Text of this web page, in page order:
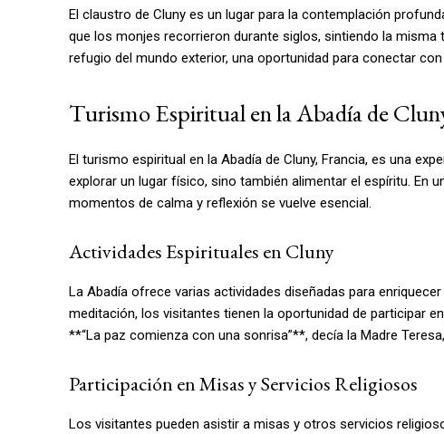
El claustro de Cluny es un lugar para la contemplación
que los monjes recorrieron durante siglos, sintiendo la
refugio del mundo exterior, una oportunidad para conectar
Turismo Espiritual en la Abadía de
El turismo espiritual en la Abadía de Cluny, Francia, es una
explorar un lugar físico, sino también alimentar el espíritu. En
momentos de calma y reflexión se vuelve esencial.
Actividades Espirituales en Cluny
La Abadía ofrece varias actividades diseñadas para
meditación, los visitantes tienen la oportunidad de participar
**“La paz comienza con una sonrisa”**, decía la Madre
Participación en Misas y Servicios Religiosos
Los visitantes pueden asistir a misas y otros servicios